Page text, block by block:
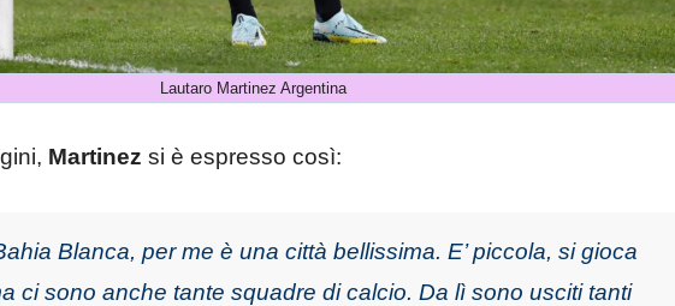
Lautaro Martinez Argentina
Martinez si è espresso così:
Blanca, per me è una città bellissima. E’ piccola, si gioca
ci sono anche tante squadre di calcio. Da lì sono usciti tanti